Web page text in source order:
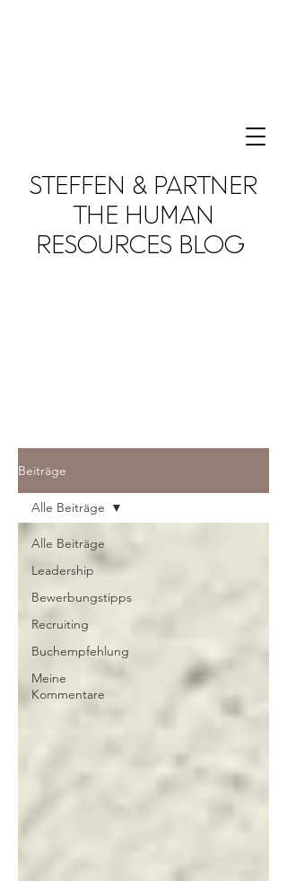
STEFFEN & PARTNER
THE HUMAN
RESOURCES BLOG
Beiträge
Alle Beiträge
Leadership
Bewerbungstipps
Recruiting
Buchempfehlung
Meine
Kommentare
Alle Beiträge